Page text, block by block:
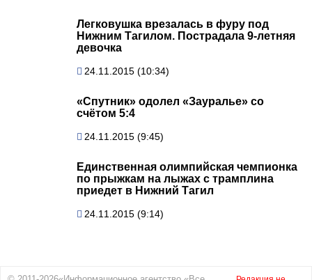
Легковушка врезалась в фуру под
Нижним Тагилом. Пострадала 9-летняя
девочка
24.11.2015 (10:34)
«Спутник» одолел «Зауралье» со
счётом 5:4
24.11.2015 (9:45)
Единственная олимпийская чемпионка
по прыжкам на лыжах с трамплина
приедет в Нижний Тагил
24.11.2015 (9:14)